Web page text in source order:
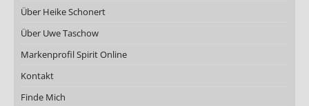
Über Heike Schonert
Über Uwe Taschow
Markenprofil Spirit Online
Kontakt
Finde Mich